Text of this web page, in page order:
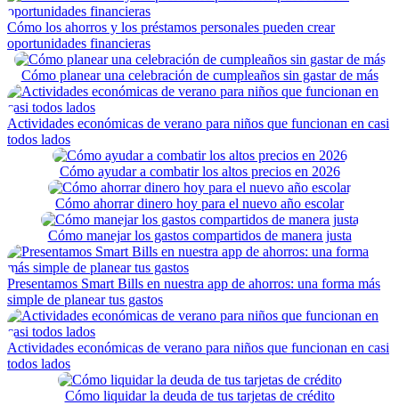
Cómo los ahorros y los préstamos personales pueden crear
oportunidades financieras
Cómo planear una celebración de cumpleaños sin gastar de más
Actividades económicas de verano para niños que funcionan en casi
todos lados
Cómo ayudar a combatir los altos precios en 2026
Cómo ahorrar dinero hoy para el nuevo año escolar
Cómo manejar los gastos compartidos de manera justa
Presentamos Smart Bills en nuestra app de ahorros: una forma más
simple de planear tus gastos
Actividades económicas de verano para niños que funcionan en casi
todos lados
Cómo liquidar la deuda de tus tarjetas de crédito